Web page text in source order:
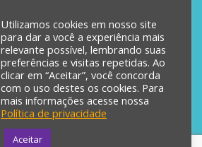
Utilizamos cookies em nosso site
para dar a você a experiência mais
relevante possível, lembrando suas
preferências e visitas repetidas. Ao
clicar em “Aceitar”, você concorda
com o uso destes os cookies. Para
mais informações acesse nossa
Política de privacidade
Aceitar